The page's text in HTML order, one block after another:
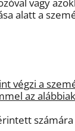
alatt a
végzi a
az